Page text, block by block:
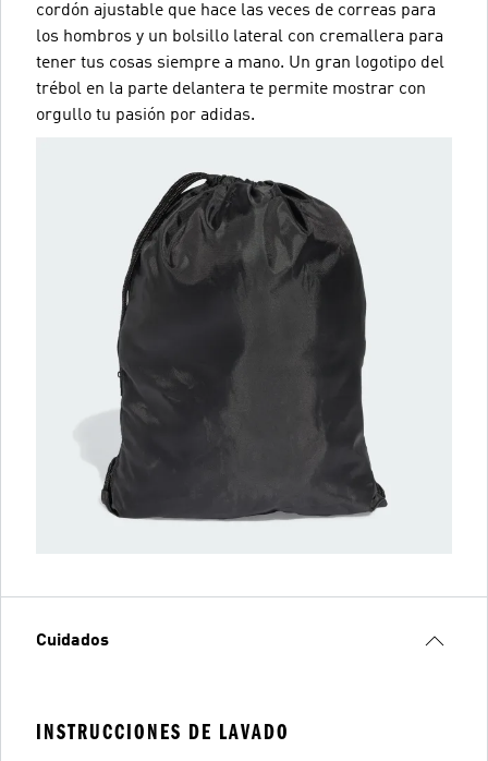
cordón ajustable que hace las veces de correas para
los hombros y un bolsillo lateral con cremallera para
tener tus cosas siempre a mano. Un gran logotipo del
trébol en la parte delantera te permite mostrar con
orgullo tu pasión por adidas.
Cuidados
INSTRUCCIONES DE LAVADO